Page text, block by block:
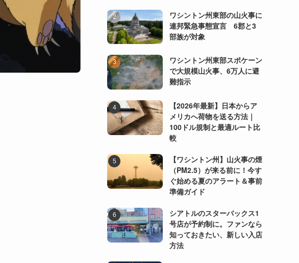
ワシントン州東部の山火事に
連邦緊急事態宣言 6郡と3
部族が対象
ワシントン州東部スポケーン
で大規模山火事、6万人に避
難指示
【2026年最新】日本からア
メリカへ荷物を送る方法｜
100ドル規制と最適ルート比
較
【ワシントン州】山火事の煙
（PM2.5）が来る前に！今す
ぐ始める夏のアラート＆事前
準備ガイド
シアトルのスターバックス1
号店が予約制に。ファンなら
知っておきたい、新しい入店
方法